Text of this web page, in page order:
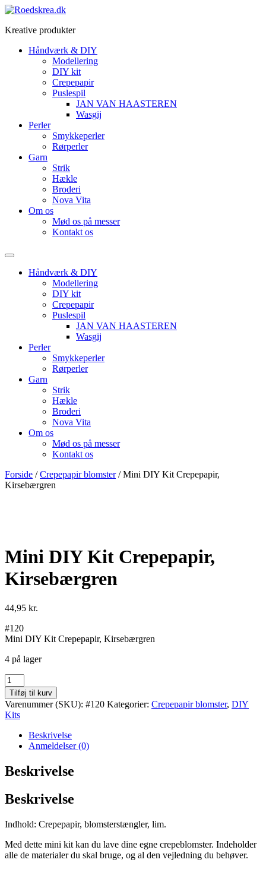
Videre
indhold
Kreative produkter
Håndværk & DIY
Modellering
DIY kit
Crepepapir
Puslespil
JAN VAN HAASTEREN
Wasgij
Perler
Smykkeperler
Rørperler
Garn
Strik
Hækle
Broderi
Nova Vita
Om os
Mød os på messer
Kontakt os
Menu
Håndværk & DIY
Modellering
DIY kit
Crepepapir
Puslespil
JAN VAN HAASTEREN
Wasgij
Perler
Smykkeperler
Rørperler
Garn
Strik
Hækle
Broderi
Nova Vita
Om os
Mød os på messer
Kontakt os
Forside /Crepepapir blomster/ Mini DIY Kit Crepepapir,
Kirsebærgren
Mini DIY Kit Crepepapir,
Kirsebærgren
44,95 kr.
#120
Mini DIY Kit Crepepapir, Kirsebærgren
4 på lager
Mini
DIY
Kit
Crepepapir,
Kirsebærgren
antal
Tilføj til kurv
Varenummer (SKU): #120 Kategorier: Crepepapir blomster, DIY
Kits
Beskrivelse
Anmeldelser (0)
Beskrivelse
Beskrivelse
Indhold: Crepepapir, blomsterstængler, lim.
Med dette mini kit kan du lave dine egne crepeblomster. Indeholder
alle de materialer du skal bruge, og al den vejledning du behøver.